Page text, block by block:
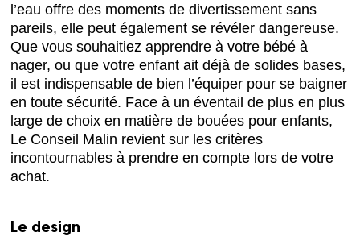
l’eau offre des moments de divertissement sans
pareils, elle peut également se révéler dangereuse.
Que vous souhaitiez apprendre à votre bébé à
nager, ou que votre enfant ait déjà de solides bases,
il est indispensable de bien l’équiper pour se baigner
en toute sécurité. Face à un éventail de plus en plus
large de choix en matière de bouées pour enfants,
Le Conseil Malin revient sur les critères
incontournables à prendre en compte lors de votre
achat.
Le design